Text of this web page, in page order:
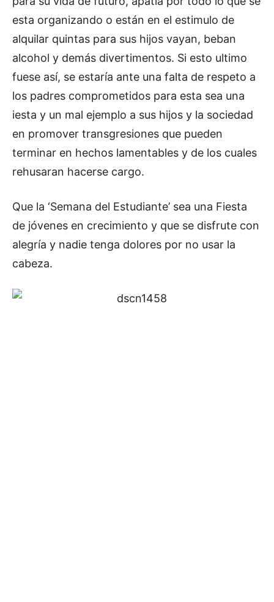
esta organizando o están en el estimulo de
alquilar quintas para sus hijos vayan, beban
alcohol y demás divertimentos. Si esto ultimo
fuese así, se estaría ante una falta de respeto a
los padres comprometidos para esta sea una
iesta y un mal ejemplo a sus hijos y la sociedad
en promover transgresiones que pueden
terminar en hechos lamentables y de los cuales
rehusaran hacerse cargo.
Que la ‘Semana del Estudiante’ sea una Fiesta
de jóvenes en crecimiento y que se disfrute con
alegría y nadie tenga dolores por no usar la
cabeza.